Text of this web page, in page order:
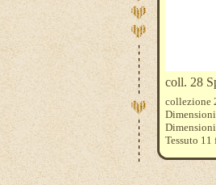
coll. 28
collezione
Tessuto
Tessuto